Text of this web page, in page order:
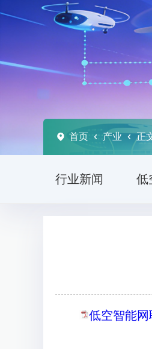
行业新闻 低
首页 产业 正
低空智能